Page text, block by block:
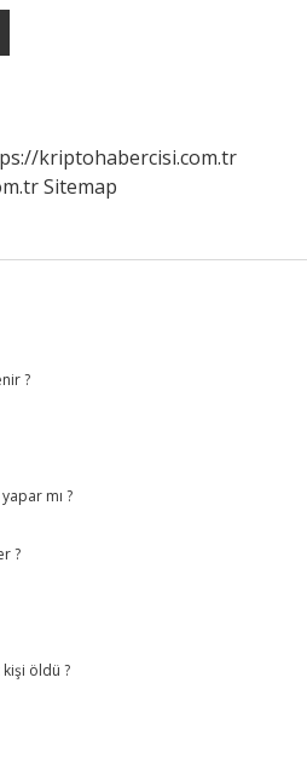
kriptohabercisi.com.tr
Sitemap
?
mı ?
?
öldü ?